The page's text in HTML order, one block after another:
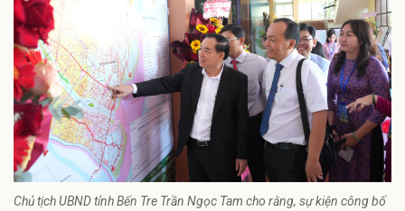
Chủ tịch UBND tỉnh Bến Tre Trần Ngọc Tam cho rằng, sự kiện công bố